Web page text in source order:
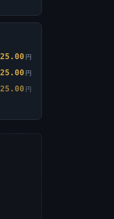
25.00 円
25.00 円
25.00 円